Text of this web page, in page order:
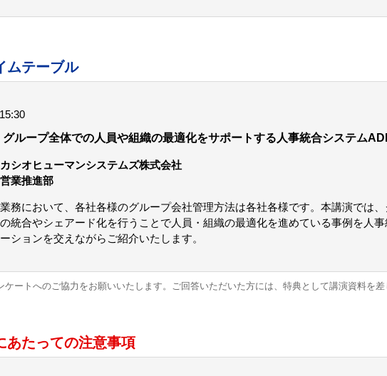
ムテーブル
ープ全体での人員や組織の最適化をサポートする人事統合システム
シオヒューマンシステムズ株式会社
進部
務において、各社各様のグループ会社管理方法は各社各様です。本講演では
統合やシェアード化を行うことで人員・組織の最適化を進めている事例を人
ションを交えながらご紹介いたします。
ートへのご協力をお願いいたします。ご回答いただいた方には、特典として講演資料を
あたっての注意事項